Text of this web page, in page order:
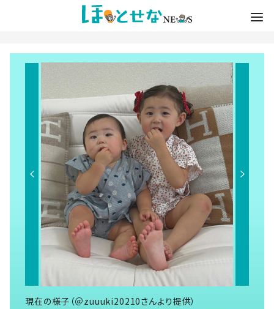
現在の様子（＠zuuuki20210さんより提供）